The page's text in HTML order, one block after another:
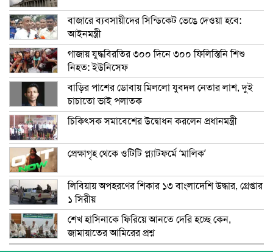
বাজারে ব্যবসায়ীদের সিন্ডিকেট ভেঙে দেওয়া হবে:
আইনমন্ত্রী
গাজায় যুদ্ধবিরতির ৩০০ দিনে ৩০০ ফিলিস্তিনি শিশু
নিহত: ইউনিসেফ
বাড়ির পাশের ডোবায় মিললো যুবদল নেতার লাশ, দুই
চাচাতো ভাই পলাতক
চিকিৎসক সমাবেশের উদ্বোধন করলেন প্রধানমন্ত্রী
প্রেক্ষাগৃহ থেকে ওটিটি প্ল্যাটফর্মে ‘মালিক’
লিবিয়ায় অপহরণের শিকার ১৩ বাংলাদেশি উদ্ধার, গ্রেপ্তার
১ সিরীয়
শেখ হাসিনাকে ফিরিয়ে আনতে দেরি হচ্ছে কেন,
জামায়াতের আমিরের প্রশ্ন